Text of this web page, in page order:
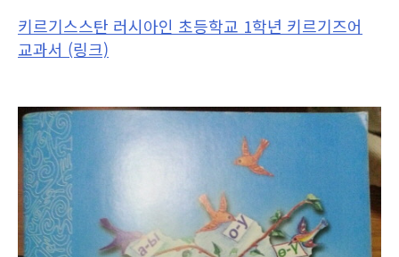
키르기스스탄 러시아인 초등학교 1학년 키르기즈어
교과서 (링크)